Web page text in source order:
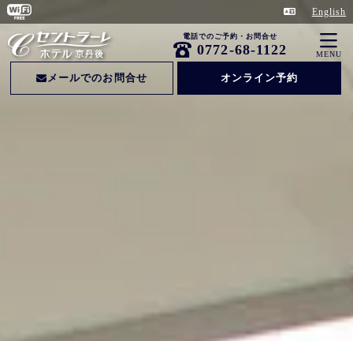
English
電話でのご予約・お問合せ
0772-68-1122
メールでのお問合せ オンライン予約
MENU